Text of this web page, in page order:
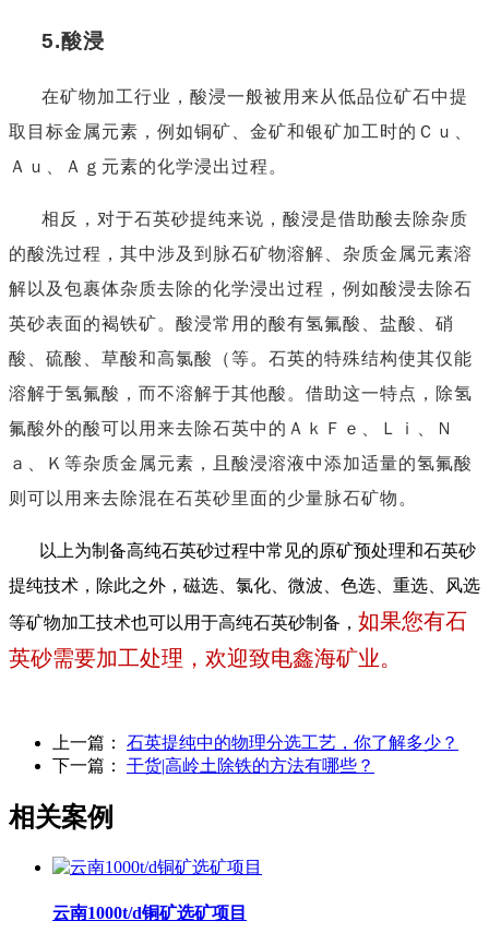
5.酸浸
在矿物加工行业，酸浸一般被用来从低品位矿石中提
取目标金属元素，例如铜矿、金矿和银矿加工时的Ｃｕ、
Ａｕ、Ａｇ元素的化学浸出过程。
相反，对于石英砂提纯来说，酸浸是借助酸去除杂质
的酸洗过程，其中涉及到脉石矿物溶解、杂质金属元素溶
解以及包裹体杂质去除的化学浸出过程，例如酸浸去除石
英砂表面的褐铁矿。酸浸常用的酸有氢氟酸、盐酸、硝
酸、硫酸、草酸和高氯酸（等。石英的特殊结构使其仅能
溶解于氢氟酸，而不溶解于其他酸。借助这一特点，除氢
氟酸外的酸可以用来去除石英中的ＡｋＦｅ、Ｌｉ、Ｎ
ａ、Ｋ等杂质金属元素，且酸浸溶液中添加适量的氢氟酸
则可以用来去除混在石英砂里面的少量脉石矿物。
以上为制备高纯石英砂过程中常见的原矿预处理和石英砂
提纯技术，除此之外，磁选、氯化、微波、色选、重选、风选
等矿物加工技术也可以用于高纯石英砂制备， 如果您有石
英砂需要加工处理，欢迎致电鑫海矿业。
上一篇： 石英提纯中的物理分选工艺，你了解多少？
下一篇： 干货|高岭土除铁的方法有哪些？
相关案例
云南1000t/d铜矿选矿项目